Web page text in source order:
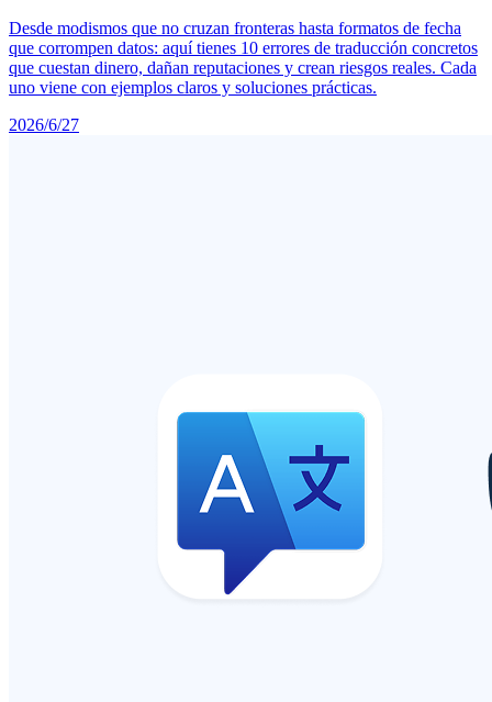
Desde modismos que no cruzan fronteras hasta formatos de fecha
que corrompen datos: aquí tienes 10 errores de traducción concretos
que cuestan dinero, dañan reputaciones y crean riesgos reales. Cada
uno viene con ejemplos claros y soluciones prácticas.
2026/6/27